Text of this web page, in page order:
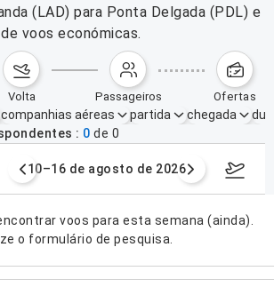
(LAD) para Ponta Delgada (PDL) e
voos económicas.
volta passageiros ofertas
companhias aéreas partida chegada
0 de 0
10–16 de agosto de 2026 17–23
voos para esta semana (ainda).
o formulário de pesquisa.